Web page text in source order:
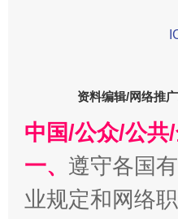
千年窑火 生生
资料编辑/网络推
中国/公众/公共
一、 遵守各国
业规定和网络